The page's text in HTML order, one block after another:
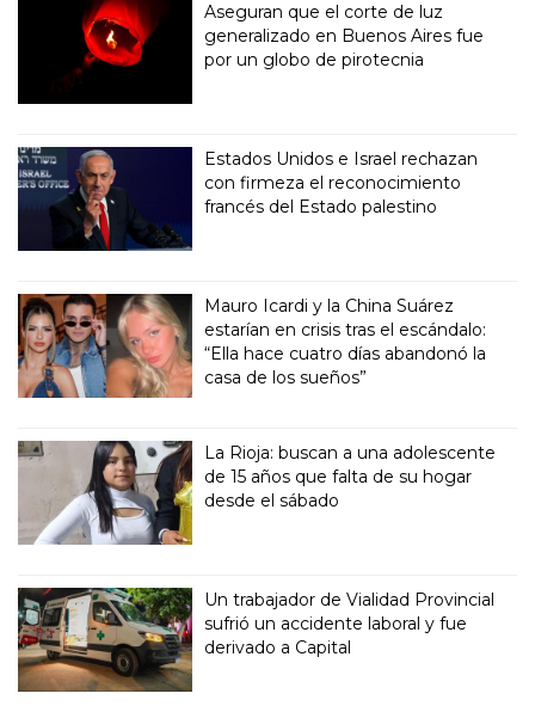
Aseguran que el corte de luz
generalizado en Buenos Aires fue
por un globo de pirotecnia
Estados Unidos e Israel rechazan
con firmeza el reconocimiento
francés del Estado palestino
Mauro Icardi y la China Suárez
estarían en crisis tras el escándalo:
“Ella hace cuatro días abandonó la
casa de los sueños”
La Rioja: buscan a una adolescente
de 15 años que falta de su hogar
desde el sábado
Un trabajador de Vialidad Provincial
sufrió un accidente laboral y fue
derivado a Capital